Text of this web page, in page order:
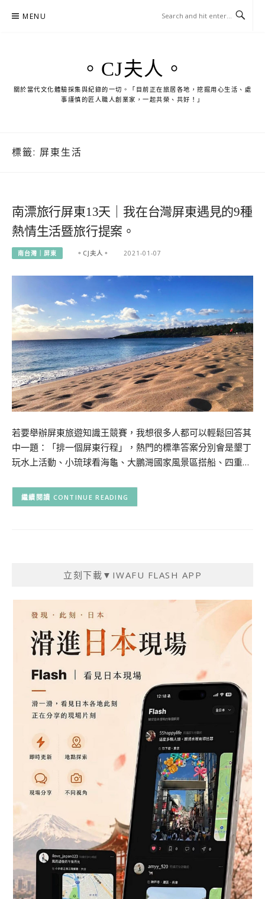
MENU
。CJ夫人。
關於當代文化體驗採集與紀錄的一切。「目前正在旅居各地，挖掘用心生活、處
事謹慎的匠人職人創業家，一起共榮、共好！」
標籤: 屏東生活
南漂旅行屏東13天｜我在台灣屏東遇見的9種
熱情生活暨旅行提案。
南台灣｜屏東 。CJ夫人。 2021-01-07
若要舉辦屏東旅遊知識王競賽，我想很多人都可以輕鬆回答其
中一題：「排一個屏東行程」，熱門的標準答案分別會是墾丁
玩水上活動、小琉球看海龜、大鵬灣國家風景區搭船、四重…
CONTINUE READING
立刻下載▼IWAFU FLASH APP